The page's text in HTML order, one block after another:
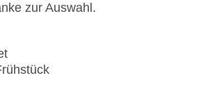
zur Auswahl.